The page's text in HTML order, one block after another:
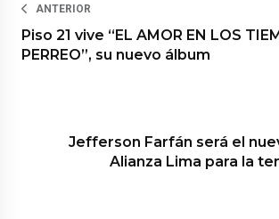
ANTERIOR
Piso 21 vive “EL AMOR EN LOS
PERREO”, su nuevo álbum
Jefferson Farfán será el
Alianza Lima para la